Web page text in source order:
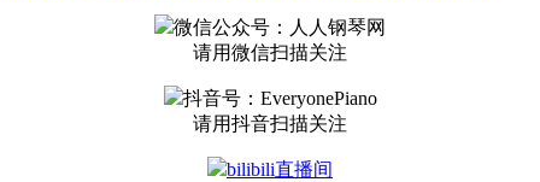
微信公众号：人人钢琴网
请用微信扫描关注
抖音号：EveryonePiano
请用抖音扫描关注
bilibili直播间